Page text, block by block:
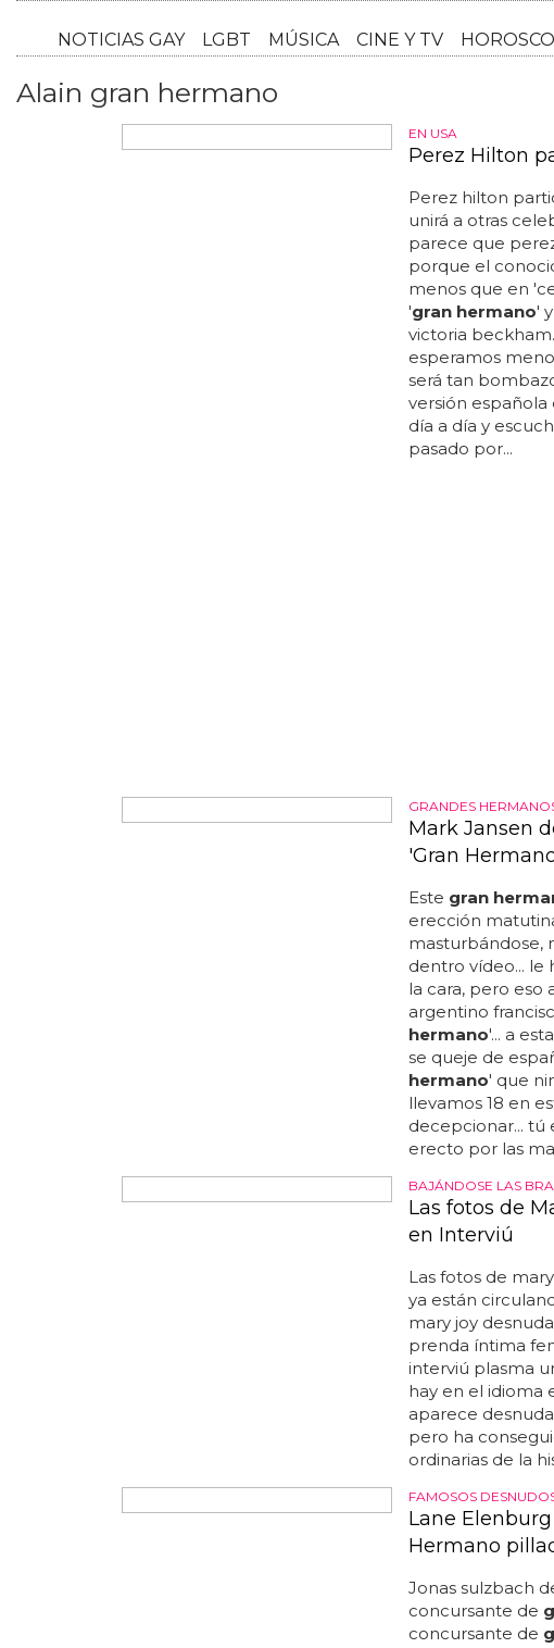
NOTICIAS GAY
Alain gran hermano
EN USA
Perez hilton
unirá a otras
parece que
porque el
menos que en
'gran hermano'
victoria
esperamos
será tan
versión
día a día y
GRANDES
Mark Jansen
Estegran
erección
masturbándose,
dentro vídeo... le
la cara, pero eso
argentino
hermano'... a
se queje de
hermano ' que
llevamos 18 en
decepcionar... tú
erecto por las
BAJÁNDOSE LAS
Las fotos de
Las fotos de
ya están
mary joy
prenda íntima
interviú plasma
hay en el idioma
aparece
pero ha
FAMOSOS DESNUDOS
Lane
Jonas sulzbach
concursante de